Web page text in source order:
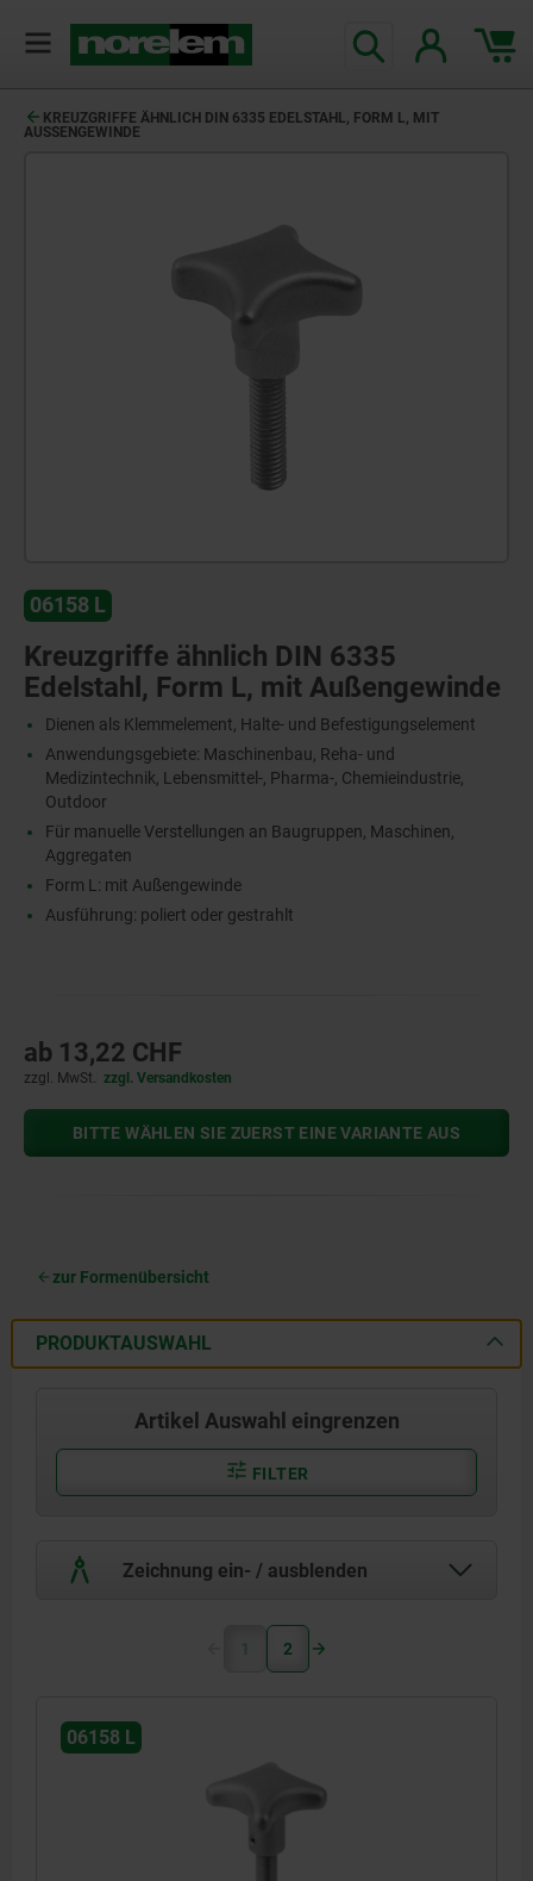
KREUZGRIFFE ÄHNLICH DIN 6335 EDELSTAHL, FORM L, MIT
AUSSENGEWINDE
06158 L
Kreuzgriffe ähnlich DIN 6335
Edelstahl, Form L, mit Außengewinde
Dienen als Klemmelement, Halte- und Befestigungselement
Anwendungsgebiete: Maschinenbau, Reha- und
Medizintechnik, Lebensmittel-, Pharma-, Chemieindustrie,
Outdoor
Für manuelle Verstellungen an Baugruppen, Maschinen,
Aggregaten
Form L: mit Außengewinde
Ausführung: poliert oder gestrahlt
ab 13,22 CHF
zzgl. MwSt. zzgl. Versandkosten
BITTE WÄHLEN SIE ZUERST EINE VARIANTE AUS
zur Formenübersicht
PRODUKTAUSWAHL
Artikel Auswahl eingrenzen
FILTER
Zeichnung ein- / ausblenden
1 2
06158 L